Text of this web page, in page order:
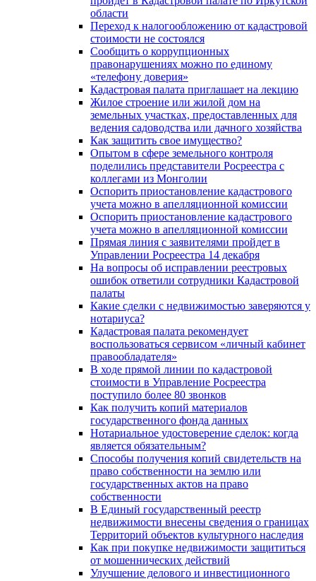
области
Переход к налогообложению от кадастровой
стоимости не состоялся
Сообщить о коррупционных
правонарушениях можно по единому
«телефону доверия»
Кадастровая палата приглашает на лекцию
Жилое строение или жилой дом на
земельных участках, предоставленных для
ведения садоводства или дачного хозяйства
Как защитить свое имущество?
Опытом в сфере земельного контроля
поделились представители Росреестра с
коллегами из Монголии
Оспорить приостановление кадастрового
учета можно в апелляционной комиссии
Оспорить приостановление кадастрового
учета можно в апелляционной комиссии
Прямая линия с заявителями пройдет в
Управлении Росреестра 14 декабря
На вопросы об исправлении реестровых
ошибок ответили сотрудники Кадастровой
палаты
Какие сделки с недвижимостью заверяются у
нотариуса?
Кадастровая палата рекомендует
воспользоваться сервисом «личный кабинет
правообладателя»
В ходе прямой линии по кадастровой
стоимости в Управление Росреестра
поступило более 80 звонков
Как получить копий материалов
государственного фонда данных
Нотариальное удостоверение сделок: когда
является обязательным?
Способы получения копий свидетельств на
право собственности на землю или
государственных актов на право
собственности
В Единый государственный реестр
недвижимости внесены сведения о границах
Территорий объектов культурного наследия
Как при покупке недвижимости защититься
от мошеннических действий
Улучшение делового и инвестиционного